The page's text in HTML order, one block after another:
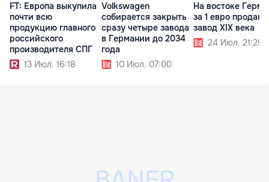
FT: Европа выкупила
почти всю
продукцию главного
российского
производителя СПГ
13 Июл. 16:18
Volkswagen
собирается закрыть
сразу четыре завода
в Германии до 2034
года
10 Июл. 07:00
На востоке
за 1 евро продают
завод XIX века
24 Июл. 21:29